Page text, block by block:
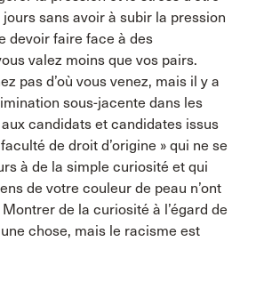
sans avoir à subir la pression
devoir faire face à des
valez moins que vos pairs.
pas d’où vous venez, mais il y a
sous-jacente dans les
candidats et candidates issus
de droit d’origine » qui ne se
à de la simple curiosité et qui
de votre couleur de peau n’ont
de la curiosité à l’égard de
chose, mais le racisme est